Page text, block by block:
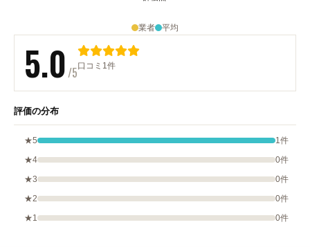
業者 平均
5.0 /5口コミ1件
評価の分布
★5
1件
★4
0件
★3
0件
★2
0件
★1
0件